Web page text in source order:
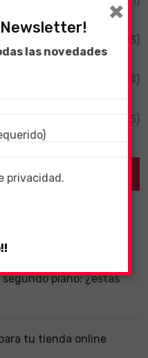
(3)
(204)
(55)
dentro de una
plano: ¿estás
tu tienda online
Newsletter!
las novedades
privacidad.
×